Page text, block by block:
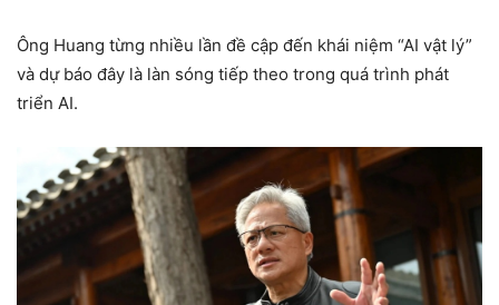
Ông Huang từng nhiều lần đề cập đến khái niệm “AI vật lý”
và dự báo đây là làn sóng tiếp theo trong quá trình phát
triển AI.